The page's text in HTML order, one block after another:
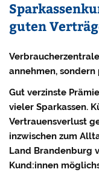
guten
annehmen,
Gut verzinste
vieler Sparkassen.
Vertrauensverlust
inzwischen zum
Land Brandenburg
Kund:innen